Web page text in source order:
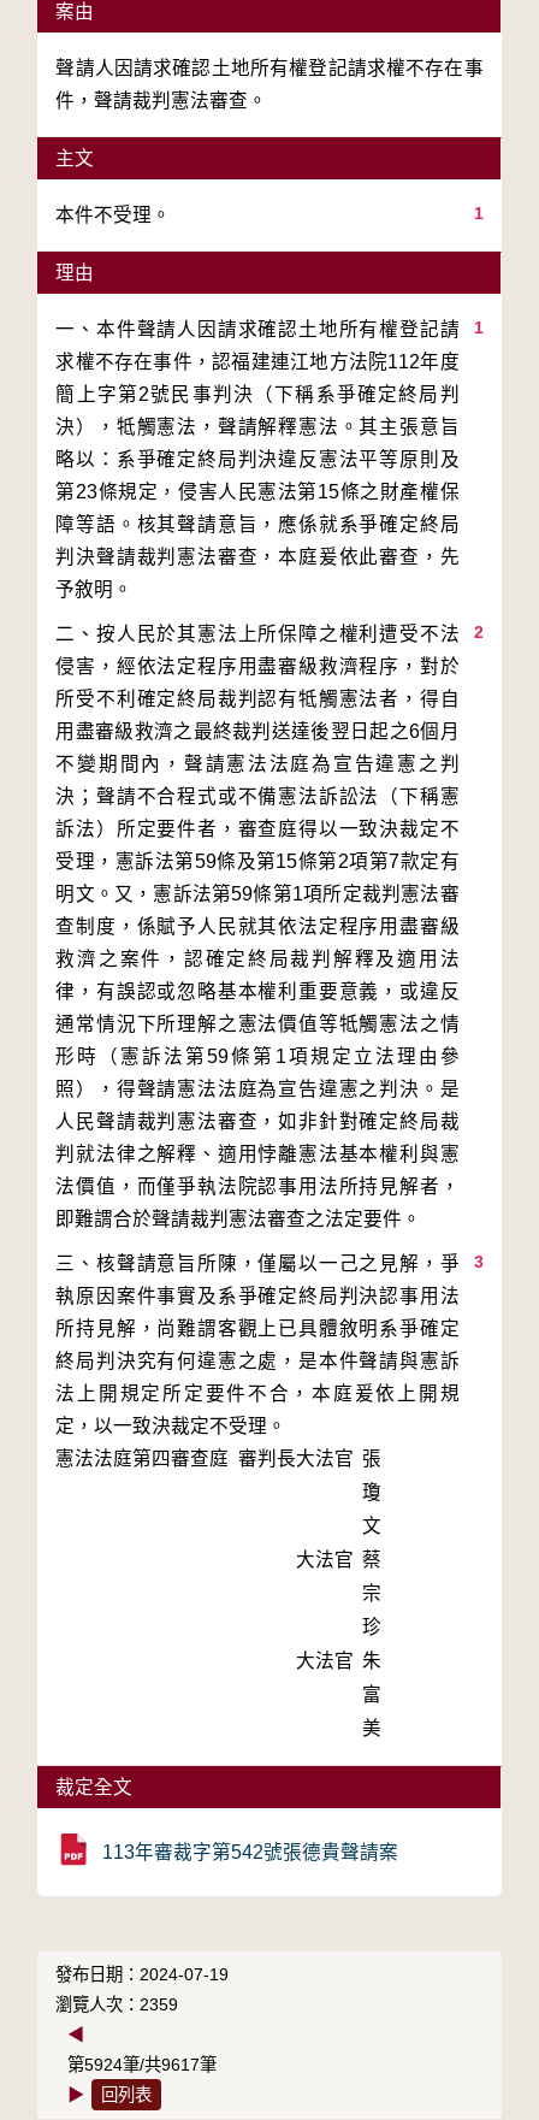
案由
聲請人因請求確認土地所有權登記請求權不存在事
件，聲請裁判憲法審查。
主文
1
本件不受理。
理由
1
一、本件聲請人因請求確認土地所有權登記請
求權不存在事件，認福建連江地方法院112年度
簡上字第2號民事判決（下稱系爭確定終局判
決），牴觸憲法，聲請解釋憲法。其主張意旨
略以：系爭確定終局判決違反憲法平等原則及
第23條規定，侵害人民憲法第15條之財產權保
障等語。核其聲請意旨，應係就系爭確定終局
判決聲請裁判憲法審查，本庭爰依此審查，先
2
二、按人民於其憲法上所保障之權利遭受不法
侵害，經依法定程序用盡審級救濟程序，對於
所受不利確定終局裁判認有牴觸憲法者，得自
用盡審級救濟之最終裁判送達後翌日起之6個月
不變期間內，聲請憲法法庭為宣告違憲之判
決；聲請不合程式或不備憲法訴訟法（下稱憲
訴法）所定要件者，審查庭得以一致決裁定不
受理，憲訴法第59條及第15條第2項第7款定有
明文。又，憲訴法第59條第1項所定裁判憲法審
查制度，係賦予人民就其依法定程序用盡審級
救濟之案件，認確定終局裁判解釋及適用法
律，有誤認或忽略基本權利重要意義，或違反
通常情況下所理解之憲法價值等牴觸憲法之情
形時（憲訴法第59條第1項規定立法理由參
照），得聲請憲法法庭為宣告違憲之判決。是
人民聲請裁判憲法審查，如非針對確定終局裁
判就法律之解釋、適用悖離憲法基本權利與憲
法價值，而僅爭執法院認事用法所持見解者，
3
三、核聲請意旨所陳，僅屬以一己之見解，爭
執原因案件事實及系爭確定終局判決認事用法
所持見解，尚難謂客觀上已具體敘明系爭確定
終局判決究有何違憲之處，是本件聲請與憲訴
法上開規定所定要件不合，本庭爰依上開規
定，以一致決裁定不受理。
憲法法庭第四審查庭 審判長大法官 張
瓊
文
大法官 蔡
宗
珍
大法官 朱
富
美
裁定全文
113年審裁字第542號張德貴聲請案
發布日期：2024-07-19
瀏覽人次：2359
◀
第5924筆/共9617筆
▶
回列表